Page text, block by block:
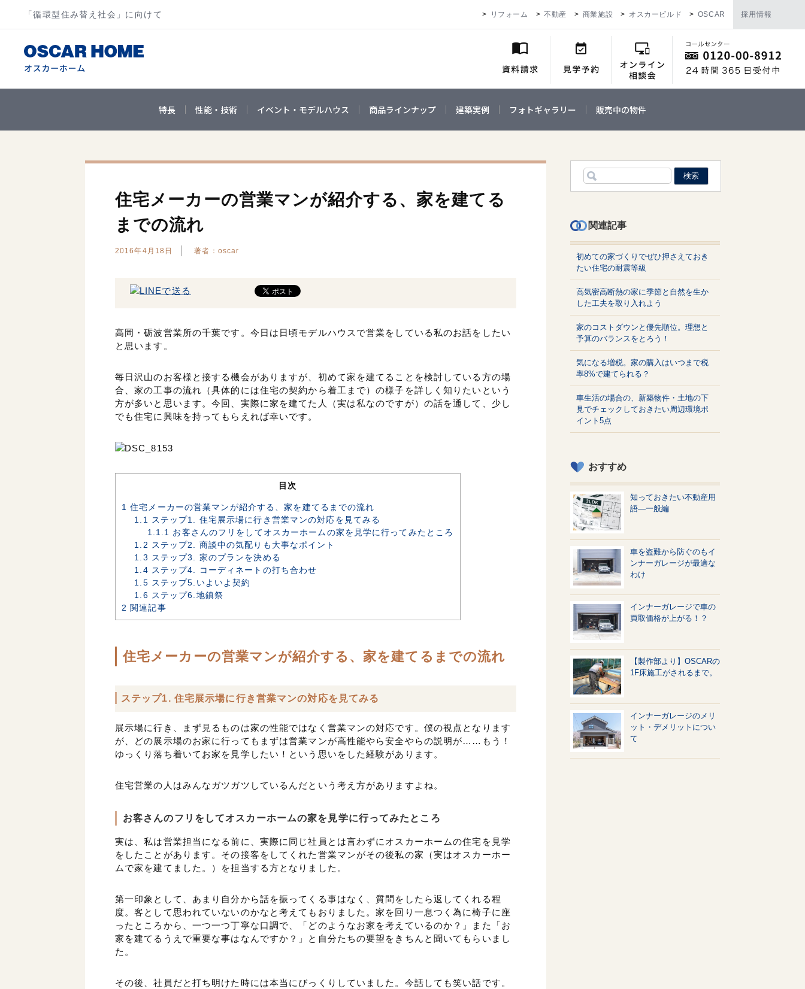
「循環型住み替え社会」に向けて リフォーム 不動産 商業施設 オスカービルド OSCAR 採用情報
特長 性能・技術 イベント・モデルハウス 商品ラインナップ 建築実例 フォトギャラリー 販売中の物件
住宅メーカーの営業マンが紹介する、家を建てる
までの流れ
2016年4月18日 著者：oscar
高岡・砺波営業所の千葉です。今日は日頃モデルハウスで営業をしている私のお話をしたい
と思います。
毎日沢山のお客様と接する機会がありますが、初めて家を建てることを検討している方の場
合、家の工事の流れ（具体的には住宅の契約から着工まで）の様子を詳しく知りたいという
方が多いと思います。今回、実際に家を建てた人（実は私なのですが）の話を通して、少し
でも住宅に興味を持ってもらえれば幸いです。
目次
1 住宅メーカーの営業マンが紹介する、家を建てるまでの流れ
1.1
ステップ1. 住宅展示場に行き営業マンの対応を見てみる
1.1.1
お客さんのフリをしてオスカーホームの家を見学に行ってみたところ
1.2 ステップ2. 商談中の気配りも大事なポイント
1.3 ステップ3. 家のプランを決める
1.4 ステップ4. コーディネートの打ち合わせ
1.5 ステップ5.いよいよ契約
1.6 ステップ6.地鎮祭
2 関連記事
住宅メーカーの営業マンが紹介する、家を建てるまでの流れ
ステップ1. 住宅展示場に行き営業マンの対応を見てみる
展示場に行き、まず見るものは家の性能ではなく営業マンの対応です。僕の視点となります
が、どの展示場のお家に行ってもまずは営業マンが高性能やら安全やらの説明が……もう！
ゆっくり落ち着いてお家を見学したい！という思いをした経験があります。
住宅営業の人はみんなガツガツしているんだという考え方がありますよね。
お客さんのフリをしてオスカーホームの家を見学に行ってみたところ
実は、私は営業担当になる前に、実際に同じ社員とは言わずにオスカーホームの住宅を見学
をしたことがあります。その接客をしてくれた営業マンがその後私の家（実はオスカーホー
ムで家を建てました。）を担当する方となりました。
第一印象として、あまり自分から話を振ってくる事はなく、質問をしたら返してくれる程
度。客として思われていないのかなと考えてもおりました。家を回り一息つく為に椅子に座
ったところから、一つ一つ丁寧な口調で、「どのようなお家を考えているのか？」また「お
家を建てるうえで重要な事はなんですか？」と自分たちの要望をきちんと聞いてもらいまし
た。
その後、社員だと打ち明けた時には本当にびっくりしていました。今話しても笑い話です。
関連記事
初めての家づくりでぜひ押さえておき
たい住宅の耐震等級
高気密高断熱の家に季節と自然を生か
した工夫を取り入れよう
家のコストダウンと優先順位。理想と
予算のバランスをとろう！
気になる増税。家の購入はいつまで税
率8%で建てられる？
車生活の場合の、新築物件・土地の下
見でチェックしておきたい周辺環境ポ
イント5点
おすすめ
知っておきたい不動産用
語—一般編
車を盗難から防ぐのもイ
ンナーガレージが最適な
わけ
インナーガレージで車の
買取価格が上がる！？
【製作部より】OSCARの
1F床施工がされるまで。
インナーガレージのメリ
ット・デメリットについ
て